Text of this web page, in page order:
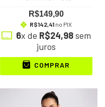
R$149,90
R$142,41 no PIX
6x de R$24,98sem
juros
COMPRAR